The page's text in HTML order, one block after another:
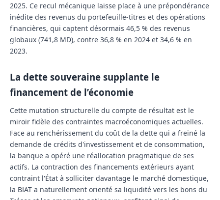
2025. Ce recul mécanique laisse place à une prépondérance
inédite des revenus du portefeuille-titres et des opérations
financières, qui captent désormais 46,5 % des revenus
globaux (741,8 MD), contre 36,8 % en 2024 et 34,6 % en
2023.
La dette souveraine supplante le
financement de l’économie
Cette mutation structurelle du compte de résultat est le
miroir fidèle des contraintes macroéconomiques actuelles.
Face au renchérissement du coût de la dette qui a freiné la
demande de crédits d'investissement et de consommation,
la banque a opéré une réallocation pragmatique de ses
actifs. La contraction des financements extérieurs ayant
contraint l'État à solliciter davantage le marché domestique,
la BIAT a naturellement orienté sa liquidité vers les bons du